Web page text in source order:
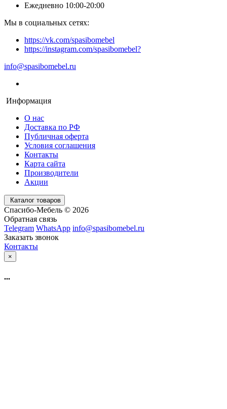
Ежедневно 10:00-20:00
Мы в социальных сетях:
https://vk.com/spasibomebel
https://instagram.com/spasibomebel?
info@spasibomebel.ru
Информация
О нас
Доставка по РФ
Публичная оферта
Условия соглашения
Контакты
Карта сайта
Производители
Акции
Каталог товаров
Спасибо-Мебель © 2026
Обратная связь
Telegram WhatsApp info@spasibomebel.ru
Заказать звонок
Контакты
×
...